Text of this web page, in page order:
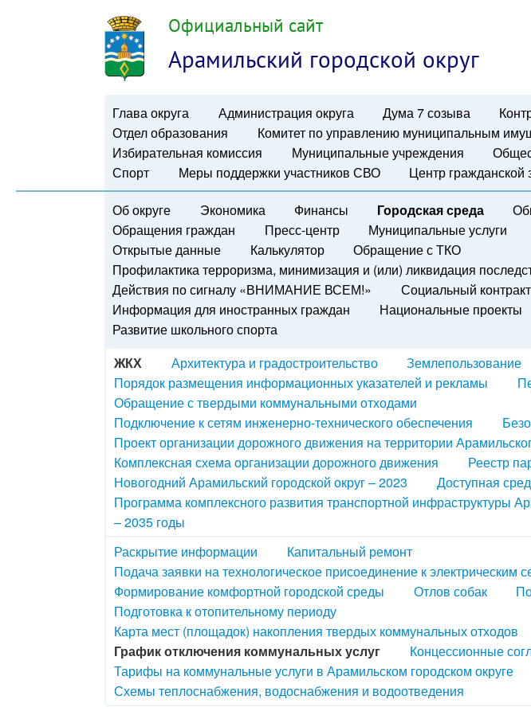
Официальный сайт
Арамильский городской округ
Глава округа Администрация округа Дума 7 созыва
Отдел образования
Комитет по управлению муниципальным
Избирательная комиссия
Муниципальные учреждения
Спорт
Меры поддержки участников СВО Центр гражданской
Об округе Экономика Финансы Городская среда
Обращения граждан
Пресс-центр Муниципальные услуги
Открытые данные
Калькулятор
Обращение с ТКО
Профилактика терроризма, минимизация и (или) ликвидация
Действия по сигналу «ВНИМАНИЕ ВСЕМ!»
Социальный контракт
Информация для иностранных граждан
Национальные проекты
Развитие школьного спорта
ЖКХ
Архитектура и градостроительство
Землепользование
Порядок размещения информационных указателей и рекламы
Обращение с твердыми коммунальными отходами
Подключение к сетям инженерно-технического обеспечения
Проект организации дорожного движения на территории
Комплексная схема организации дорожного движения
Реестр
Новогодний Арамильский городской округ – 2023
Доступная
Программа комплексного развития транспортной инфраструктуры
– 2035 годы
Раскрытие информации
Капитальный ремонт
Подача заявки на технологическое присоединение к электрическим
Формирование комфортной городской среды
Отлов собак
Подготовка к отопительному периоду
Карта мест (площадок) накопления твердых коммунальных отходов
График отключения коммунальных услуг
Концессионные
Тарифы на коммунальные услуги в Арамильском городском округе
Схемы теплоснабжения, водоснабжения и водоотведения